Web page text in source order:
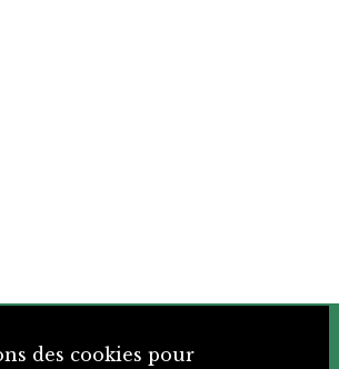
466 92 57
des cookies pour